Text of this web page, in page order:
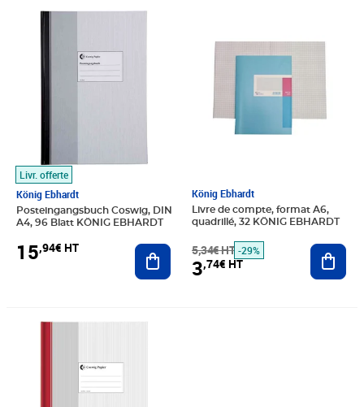
Livr. offerte
König Ebhardt
Posteingangsbuch Coswig, DIN
A4, 96 Blatt KÖNIG EBHARDT
15,94€ HT
Prix 15,94€ HT
Ajouter au panier
König Ebhardt
Livre de compte, format A6,
quadrillé, 32 KÖNIG EBHARDT
5,34€ HT -29%
3,74€ HT